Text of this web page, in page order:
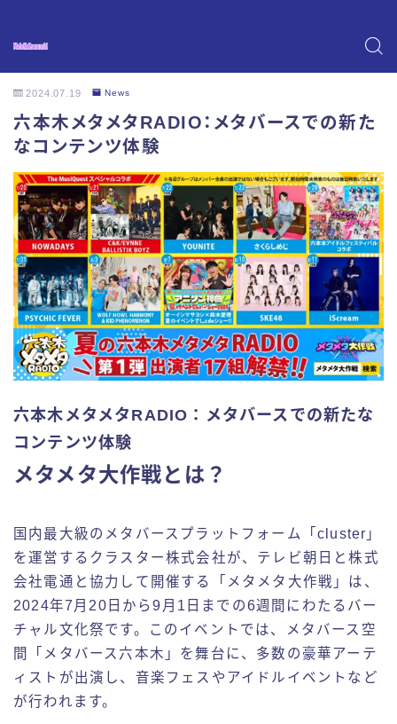
2024.07.19 News
六本木メタメタRADIO：メタバースでの新た
なコンテンツ体験
六本木メタメタRADIO：メタバースでの新たな
コンテンツ体験
メタメタ大作戦とは？
国内最大級のメタバースプラットフォーム「cluster」
を運営するクラスター株式会社が、テレビ朝日と株式
会社電通と協力して開催する「メタメタ大作戦」は、
2024年7月20日から9月1日までの6週間にわたるバー
チャル文化祭です。このイベントでは、メタバース空
間「メタバース六本木」を舞台に、多数の豪華アーテ
ィストが出演し、音楽フェスやアイドルイベントなど
が行われます。